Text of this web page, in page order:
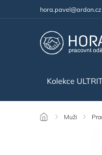
hora.pavel@ardon.cz
Kolekce
/ Muži /